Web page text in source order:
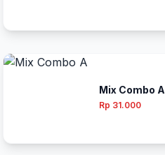
Mix Combo A
Rp 31.000